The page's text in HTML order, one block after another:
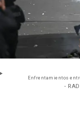
Enfrentamientos
-